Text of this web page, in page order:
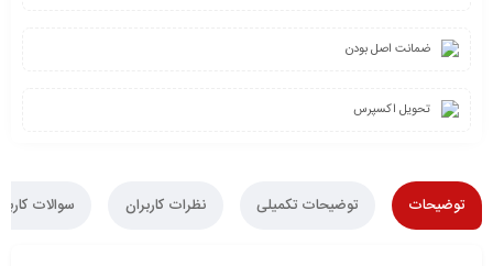
ضمانت اصل بودن
تحویل اکسپرس
توضیحات توضیحات تکمیلی نظرات کاربران سوالات